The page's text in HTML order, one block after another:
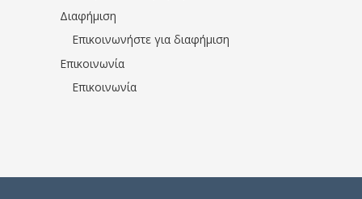
Διαφήμιση
Επικοινωνήστε για διαφήμιση
Επικοινωνία
Επικοινωνία